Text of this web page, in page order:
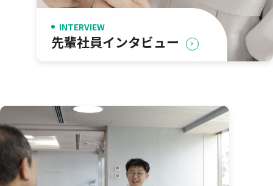
INTERVIEW
先輩社員インタビュー